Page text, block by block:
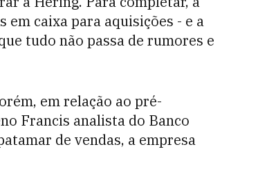
em caixa para aquisições - e a
tudo não passa de rumores e
em relação ao pré-
Francis analista do Banco
de vendas, a empresa